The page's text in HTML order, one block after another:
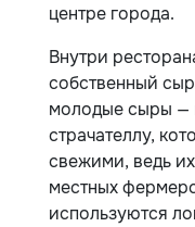
центре города.
Внутри
собственный
молодые сыры —
страчателлу,
свежими, ведь
местных
используются